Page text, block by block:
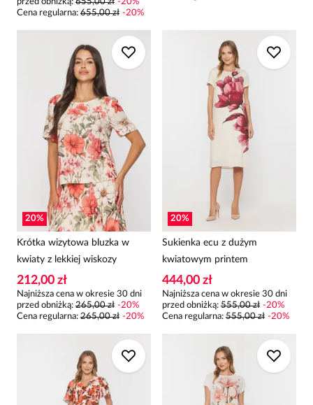
Cena regularna: 655,00 zł -20%
20%
Krótka wizytowa bluzka w
kwiaty z lekkiej wiskozy
212,00 zł
Najniższa cena w okresie 30 dni
przed obniżką: 265,00 zł -20%
Cena regularna: 265,00 zł -20%
20%
Sukienka ecu z dużym
kwiatowym printem
444,00 zł
Najniższa cena w okresie 30 dni
przed obniżką: 555,00 zł -20%
Cena regularna: 555,00 zł -20%